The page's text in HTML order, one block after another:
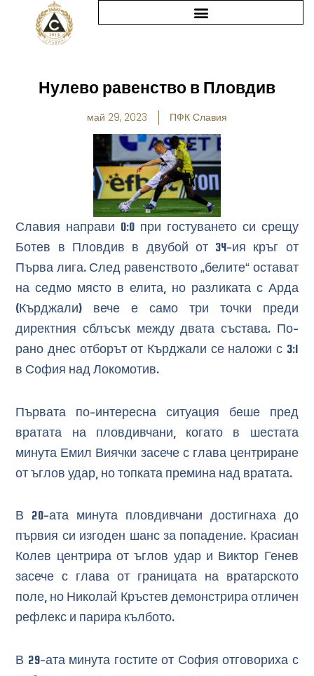
Нулево равенство в Пловдив
май 29, 2023 ПФК Славия
Славия направи 0:0 при гостуването си срещу
Ботев в Пловдив в двубой от 34-ия кръг от
Първа лига. След равенството „белите“ остават
на седмо място в елита, но разликата с Арда
(Кърджали) вече е само три точки преди
директния сблъсък между двата състава. По-
рано днес отборът от Кърджали се наложи с 3:1
в София над Локомотив.
Първата по-интересна ситуация беше пред
вратата на пловдивчани, когато в шестата
минута Емил Виячки засече с глава центриране
от ъглов удар, но топката премина над вратата.
В 20-ата минута пловдивчани достигнаха до
първия си изгоден шанс за попадение. Красиан
Колев центрира от ъглов удар и Виктор Генев
засече с глава от границата на вратарското
поле, но Николай Кръстев демонстрира отличен
рефлекс и парира кълбото.
В 29-ата минута гостите от София отговориха с